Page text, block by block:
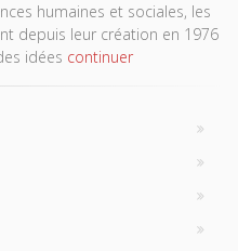
humaines et sociales, les
depuis leur création en 1976
idées continuer